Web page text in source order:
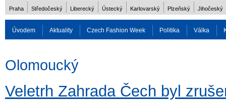
Praha Středočeský Liberecký Ústecký Karlovarský Plzeňský Jihočeský
Úvodem Aktuality Czech Fashion Week Politika Válka
Olomoucký
Veletrh Zahrada Čech byl